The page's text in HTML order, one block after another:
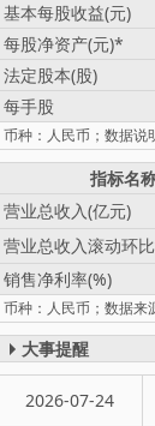
基本每股收益(元)
每股净资产(元)
法定股本(股)
每手股
币种：人民币；数据说
指标名
营业总收入(亿元)
营业总收入滚动环
销售净利率(%)
币种：人民币；数据来
大事提醒
2026-07-24